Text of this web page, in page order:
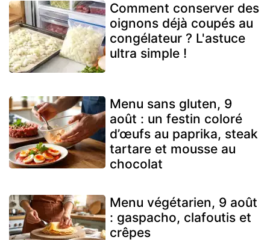
Comment conserver des
oignons déjà coupés au
congélateur ? L'astuce
ultra simple !
Menu sans gluten, 9
août : un festin coloré
d’œufs au paprika, steak
tartare et mousse au
chocolat
Menu végétarien, 9 août
: gaspacho, clafoutis et
crêpes